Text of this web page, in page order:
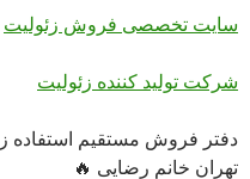
سایت تخصصی فروش زئولیت
شرکت تولید کننده زئولیت
تهران خانم رضایی 🔥